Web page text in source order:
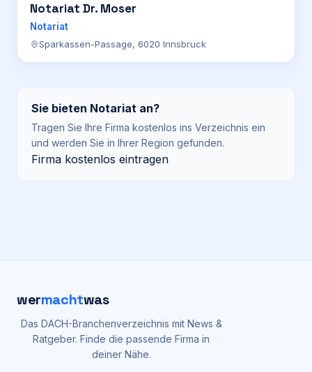
Notariat Dr. Moser
Notariat
Sparkassen-Passage, 6020 Innsbruck
Sie bieten Notariat an?
Tragen Sie Ihre Firma kostenlos ins Verzeichnis ein
und werden Sie in Ihrer Region gefunden.
Firma kostenlos eintragen
wermachtwas
Das DACH-Branchenverzeichnis mit News &
Ratgeber. Finde die passende Firma in
deiner Nähe.